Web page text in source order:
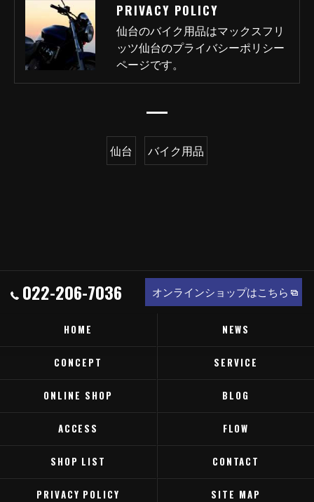
PRIVACY POLICY
仙台のバイク用品はマックスフリ
ッツ仙台のプライバシーポリシー
ページです。
仙台 バイク用品
022-206-7036 オンラインショップはこちら
HOME NEWS
CONCEPT SERVICE
ONLINE SHOP BLOG
ACCESS FLOW
SHOP LIST CONTACT
PRIVACY POLICY SITE MAP